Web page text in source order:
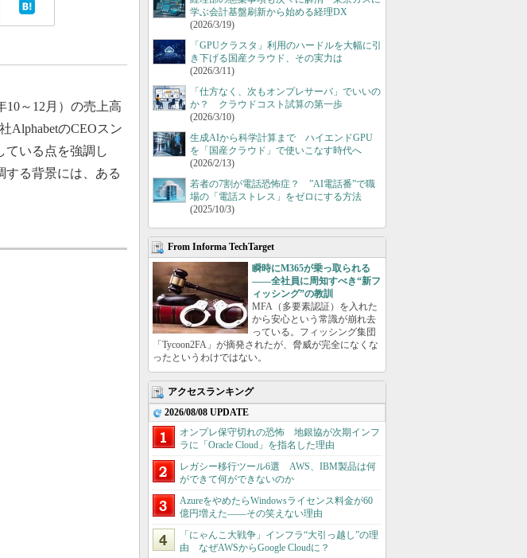
10～12月）の売上高
AlphabetのCEOスン
ている点を強調し
する背景には、ある
学ぶ会計基盤刷新から始める経理DX
(2026/3/19)
「GPUクラスタ」利用のハードルを大幅に引
き下げる国産クラウド、その実力は
(2026/3/11)
「仕方なく、次もオンプレサーバ」でいいの
か？ クラウドコスト試算の第一歩
(2026/3/10)
生成AIから科学計算まで ハイエンドGPU
を「国産クラウド」で使いこなす時代へ
(2026/2/13)
若者の7割が電話恐怖症？ ”AI電話番”で職
場の「電話ストレス」をゼロにする方法
(2025/10/3)
From Informa TechTarget
瞬時にM365が乗っ取られる
――全社員に周知すべき“新フ
ィッシング”の教訓
MFA（多要素認証）を入れた
から安心という常識が崩れ去
っている。フィッシング集団
「Tycoon2FA」が摘発されたが、脅威が完全になくな
ったというわけではない。
アクセスランキング
2026/08/08 UPDATE
オンプレ保守切れの恐怖 地銀協が次期インフ
ラに「Oracle Cloud」を指名した理由
レガシー移行ツール6選 AWS、IBM製品は何
ができて何ができないのか
AzureをやめたらWindowsライセンス料金が60
億円増えた――その笑えない理由
「にゃんこ大戦争」インフラ“大引っ越し”の理
由 なぜAWSからGoogle Cloudに？